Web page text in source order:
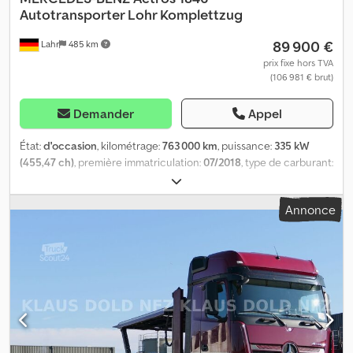
Lahr 485 km
Autotransporter Lohr Komplettzug
89 900 €
prix fixe hors TVA
(106 981 € brut)
Demander Appel
État:d'occasion, kilométrage:763 000 km, puissance: 335 kW
(455,47 ch), première immatriculation:07/2018, type de carburant:
, freins:
type d'engrenage:automatique, classe d'émission:Euro 6,
Équipement:ABS, chauffage de stationnement, climatisation,
Actros 1846, transporteur de voitures Lohr, ensemble complet,
retardateur, 2 réservoirs, suspension pneumatique complète,
norme Euro 6 N° de référence pour les demandes : 0725559 *
Première immatriculation : 04.07.2018 * État : très bon * Heures
moteur : 13 172 h * Moteur : 335 kW / 460 ch * Cylindrée : 10 677
cm³ * Norme européenne : Euro 6 * Suspension : pneumatique /
pneumatique (suspension pneumatique complète) * Retardateur
Annonce